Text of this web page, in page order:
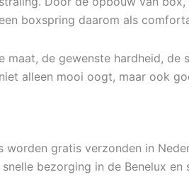
boxspring daarom als
de gewenste hardheid,
alleen mooi oogt, maar ook
gratis verzonden in
bezorging in de Benelux en